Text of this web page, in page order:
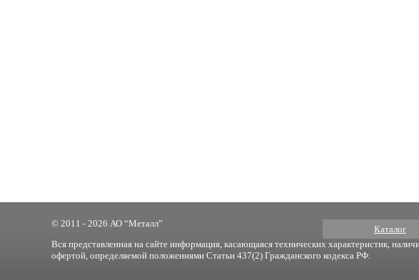
Каталог
© 2011 - 2026 АО “Металл”
Вся представленная на сайте информация, касающаяся технических характеристик,
офертой, определяемой положениями Статьи 437(2) Гражданского кодекса РФ.